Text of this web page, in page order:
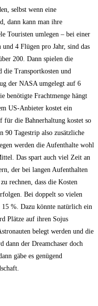
selbst wenn eine
dann kann man ihre
Touristen umlegen – bei einer
und 4 Flügen pro Jahr, sind das
200. Dann spielen die
die Transportkosten und
der NASA umgelegt auf 6
benötigte Frachtmenge hängt
US-Anbieter kostet ein
die Bahnerhaltung kostet so
90 Tagestrip also zusätzliche
werden die Aufenthalte wohl
Das spart auch viel Zeit an
der bei langen Aufenthalten
rechnen, dass die Kosten
Bei doppelt so vielen
%. Dazu könnte natürlich ein
Plätze auf ihren Sojus
belegt werden und die
dann der Dreamchaser doch
gäbe es genügend